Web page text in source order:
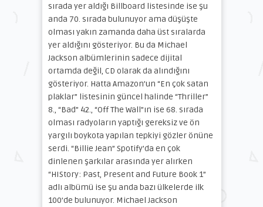
sırada yer aldığı Billboard listesinde ise şu
anda 70. sırada bulunuyor ama düşüşte
olması yakın zamanda daha üst sıralarda
yer aldığını gösteriyor. Bu da Michael
Jackson albümlerinin sadece dijital
ortamda değil, CD olarak da alındığını
gösteriyor. Hatta Amazon’un “En çok satan
plaklar” listesinin güncel halinde “Thriller”
8., “Bad” 42., “Off The Wall”ın ise 68. sırada
olması radyoların yaptığı gereksiz ve ön
yargılı boykota yapılan tepkiyi gözler önüne
serdi. “Billie Jean” Spotify’da en çok
dinlenen şarkılar arasında yer alırken
“HIStory: Past, Present and Future Book 1”
adlı albümü ise şu anda bazı ülkelerde ilk
100’de bulunuyor. Michael Jackson